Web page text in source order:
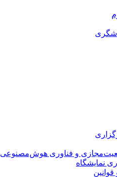
و فناوری هوش‌مصنوعی
نمایشگاه